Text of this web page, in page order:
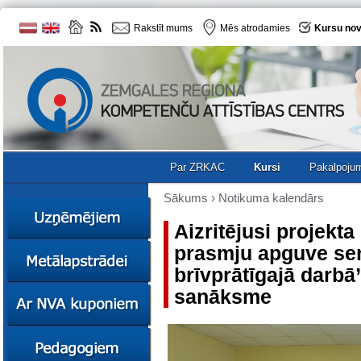
Rakstīt mums Mēs atrodamies Kursu
Par ZRKAC Kursi
uzņēmējdarbība
Resursi
Zemgales uzņēmumu
katalogs
Sākums › Notikuma kalendārs
Aizritējusi projekta
prasmju apguve
brīvprātīgajā
sanāksme